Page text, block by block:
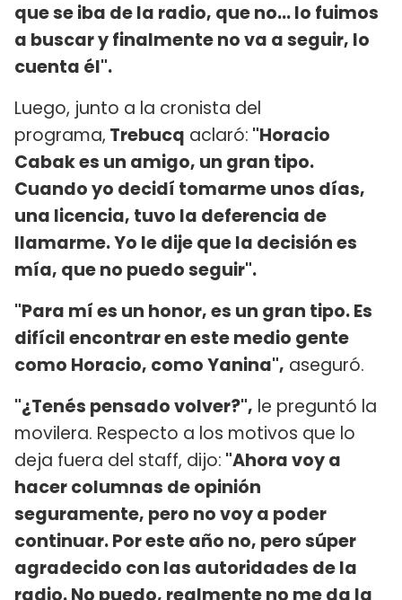
que se iba de la radio, que no… lo fuimos
a buscar y finalmente no va a seguir, lo
cuenta él".
Luego, junto a la cronista del
programa, Trebucq aclaró: "Horacio
Cabak es un amigo, un gran tipo.
Cuando yo decidí tomarme unos días,
una licencia, tuvo la deferencia de
llamarme. Yo le dije que la decisión es
mía, que no puedo seguir".
"Para mí es un honor, es un gran tipo. Es
difícil encontrar en este medio gente
como Horacio, como Yanina", aseguró.
"¿Tenés pensado volver?", le preguntó la
movilera. Respecto a los motivos que lo
deja fuera del staff, dijo: "Ahora voy a
hacer columnas de opinión
seguramente, pero no voy a poder
continuar. Por este año no, pero súper
agradecido con las autoridades de la